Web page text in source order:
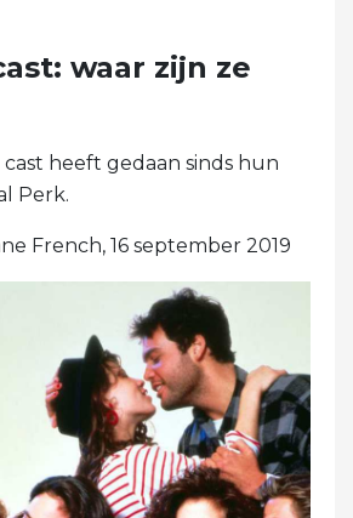
waar zijn ze
heeft gedaan sinds hun
Perk.
French, 16 september 2019